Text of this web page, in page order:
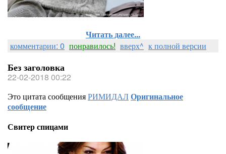
Читать далее...
комментарии: 0 понравилось! вверх^ к полной версии
Без заголовка
22-02-2018 00:22
Это цитата сообщенияРИМИДАЛОригинальное
сообщение
Свитер спицами